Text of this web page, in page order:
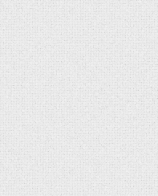
W X Y Z 0-9